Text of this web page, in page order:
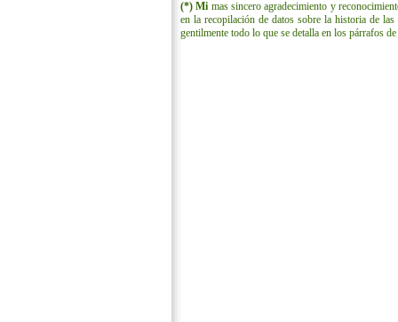
(*) Mi mas sincero agradecimiento y
en la recopilación de datos sobre la historia de
gentilmente todo lo que se detalla en los párrafos